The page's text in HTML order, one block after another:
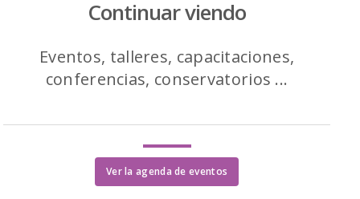
Continuar viendo
Eventos, talleres, capacitaciones,
conferencias, conservatorios ...
Ver la agenda de eventos